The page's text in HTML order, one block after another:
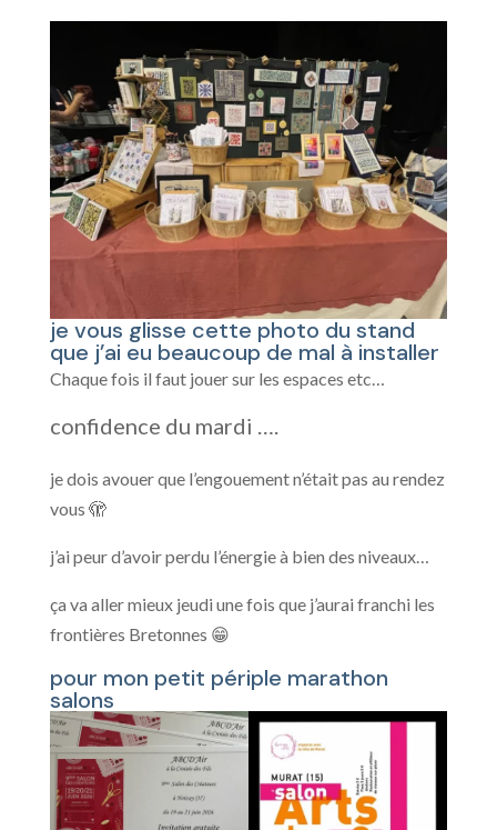
je vous glisse cette photo du stand
que j’ai eu beaucoup de mal à installer
Chaque fois il faut jouer sur les espaces etc…
confidence du mardi ….
je dois avouer que l’engouement n’était pas au rendez
vous 🫣
j’ai peur d’avoir perdu l’énergie à bien des niveaux…
ça va aller mieux jeudi une fois que j’aurai franchi les
frontières Bretonnes 😁
pour mon petit périple marathon
salons